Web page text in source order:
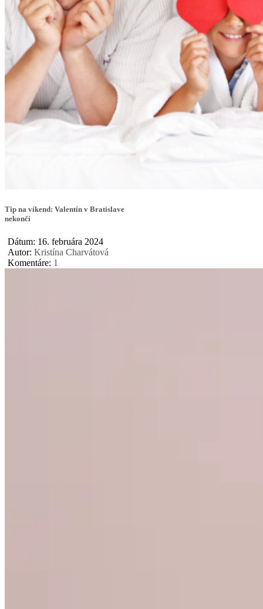
Tip na víkend: Valentín v Bratislave
nekončí
Dátum: 16. februára 2024
Autor: Kristína Charvátová
Komentáre: 1